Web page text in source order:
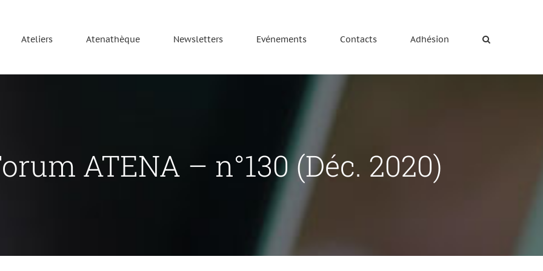
Ateliers Atenathèque Newsletters Evénements Contacts Adhésion
ATENA – n°130 (Déc. 2020)